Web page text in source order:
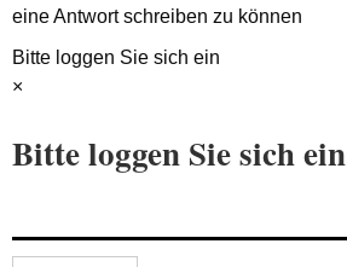
eine Antwort schreiben zu können
Bitte loggen Sie sich ein
×
Bitte loggen Sie sich ein